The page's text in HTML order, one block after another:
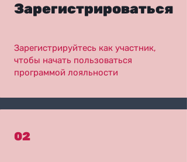
Зарегистрироваться
Зарегистрируйтесь как участник,
чтобы начать пользоваться
программой лояльности
02